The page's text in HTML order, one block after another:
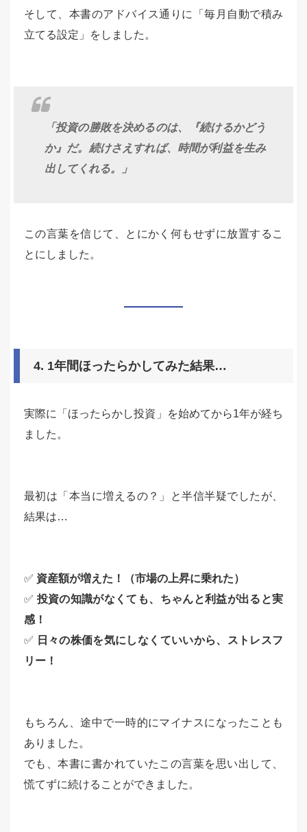
そして、本書のアドバイス通りに「毎月自動で積み
立てる設定」をしました。
「投資の勝敗を決めるのは、『続けるかどう
か』だ。続けさえすれば、時間が利益を生み
出してくれる。」
この言葉を信じて、とにかく何もせずに放置するこ
とにしました。
4. 1年間ほったらかしてみた結果…
実際に「ほったらかし投資」を始めてから1年が経ち
ました。
最初は「本当に増えるの？」と半信半疑でしたが、
結果は…
✅ 資産額が増えた！（市場の上昇に乗れた）
✅ 投資の知識がなくても、ちゃんと利益が出ると実
感！
✅ 日々の株価を気にしなくていいから、ストレスフ
リー！
もちろん、途中で一時的にマイナスになったことも
ありました。
でも、本書に書かれていたこの言葉を思い出して、
慌てずに続けることができました。